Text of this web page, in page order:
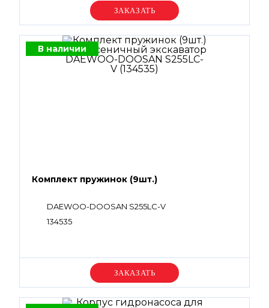
Уточняйте цену
В наличии
Комплект пружинок (9шт.)
DAEWOO-DOOSAN S255LC-V
134535
Уточняйте цену